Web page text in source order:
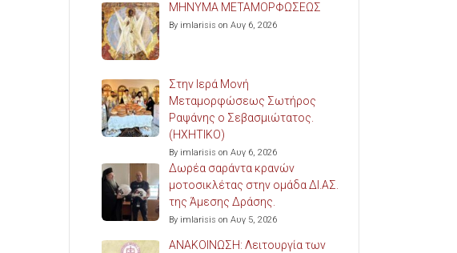
ΜΗΝΥΜΑ ΜΕΤΑΜΟΡΦΩΣΕΩΣ
By imlarisis on Αυγ 6, 2026
Στην Ιερά Μονή
Μεταμορφώσεως Σωτήρος
Ραψάνης ο Σεβασμιώτατος.
(ΗΧΗΤΙΚΟ)
By imlarisis on Αυγ 6, 2026
Δωρέα σαράντα κρανών
μοτοσικλέτας στην ομάδα ΔΙ.ΑΣ.
της Άμεσης Δράσης.
By imlarisis on Αυγ 5, 2026
ΑΝΑΚΟΙΝΩΣΗ: Λειτουργία των